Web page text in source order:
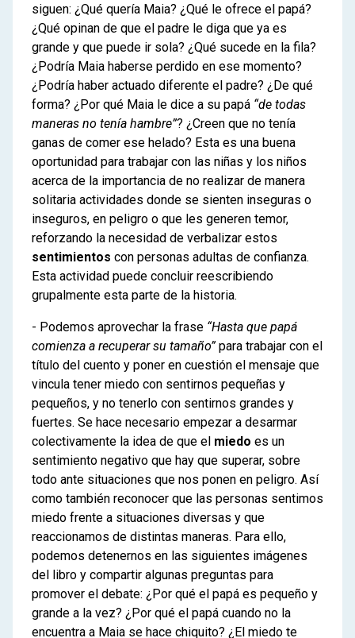
siguen: ¿Qué quería Maia? ¿Qué le ofrece el papá?
¿Qué opinan de que el padre le diga que ya es
grande y que puede ir sola? ¿Qué sucede en la fila?
¿Podría Maia haberse perdido en ese momento?
¿Podría haber actuado diferente el padre? ¿De qué
forma? ¿Por qué Maia le dice a su papá “de todas
maneras no tenía hambre”? ¿Creen que no tenía
ganas de comer ese helado? Esta es una buena
oportunidad para trabajar con las niñas y los niños
acerca de la importancia de no realizar de manera
solitaria actividades donde se sienten inseguras o
inseguros, en peligro o que les generen temor,
reforzando la necesidad de verbalizar estos
sentimientos con personas adultas de confianza.
Esta actividad puede concluir reescribiendo
grupalmente esta parte de la historia.
- Podemos aprovechar la frase “Hasta que papá
comienza a recuperar su tamaño”para trabajar con el
título del cuento y poner en cuestión el mensaje que
vincula tener miedo con sentirnos pequeñas y
pequeños, y no tenerlo con sentirnos grandes y
fuertes. Se hace necesario empezar a desarmar
colectivamente la idea de que el miedo es un
sentimiento negativo que hay que superar, sobre
todo ante situaciones que nos ponen en peligro. Así
como también reconocer que las personas sentimos
miedo frente a situaciones diversas y que
reaccionamos de distintas maneras. Para ello,
podemos detenernos en las siguientes imágenes
del libro y compartir algunas preguntas para
promover el debate: ¿Por qué el papá es pequeño y
grande a la vez? ¿Por qué el papá cuando no la
encuentra a Maia se hace chiquito? ¿El miedo te